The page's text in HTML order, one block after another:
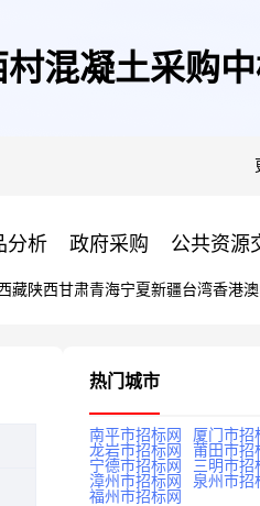
混凝土采购
分析 政府采购 公共资源
藏陕西甘肃青海宁夏新疆台湾香港澳
热门城市
南平市招标网
厦门市招
龙岩市招标网
莆田市招
宁德市招标网
三明市招
漳州市招标网
泉州市招
福州市招标网